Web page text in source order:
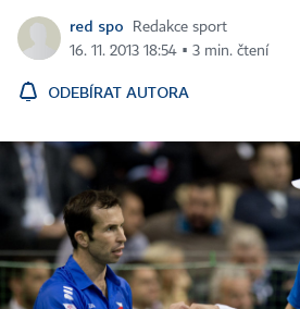
red spo
Redakce sport
16. 11. 2013 18:54 ▪ 3 min. čtení
ODEBÍRAT AUTORA